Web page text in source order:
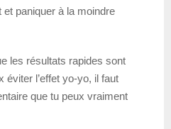
paniquer à la moindre
les résultats rapides sont
éviter l’effet yo-yo, il faut
que tu peux vraiment